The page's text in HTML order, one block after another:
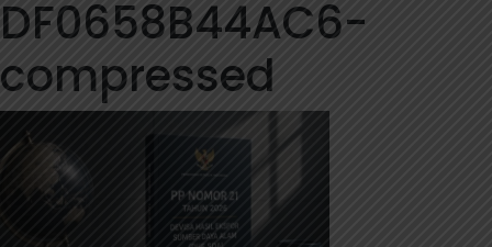
DF0658B44AC6-
compressed